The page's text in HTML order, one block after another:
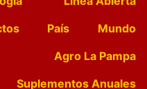
País
Mundo
Agro La Pampa
Suplementos Anuales